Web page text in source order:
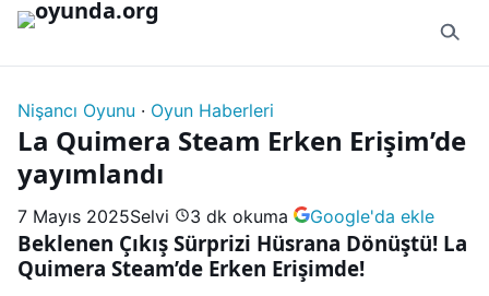
İçeriğe geç
Nişancı Oyunu · Oyun Haberleri
La Quimera Steam Erken Erişim’de
yayımlandı
7 Mayıs 2025Selvi 3 dk okuma Google'da ekle
Beklenen Çıkış Sürprizi Hüsrana Dönüştü! La
Quimera Steam’de Erken Erişimde!